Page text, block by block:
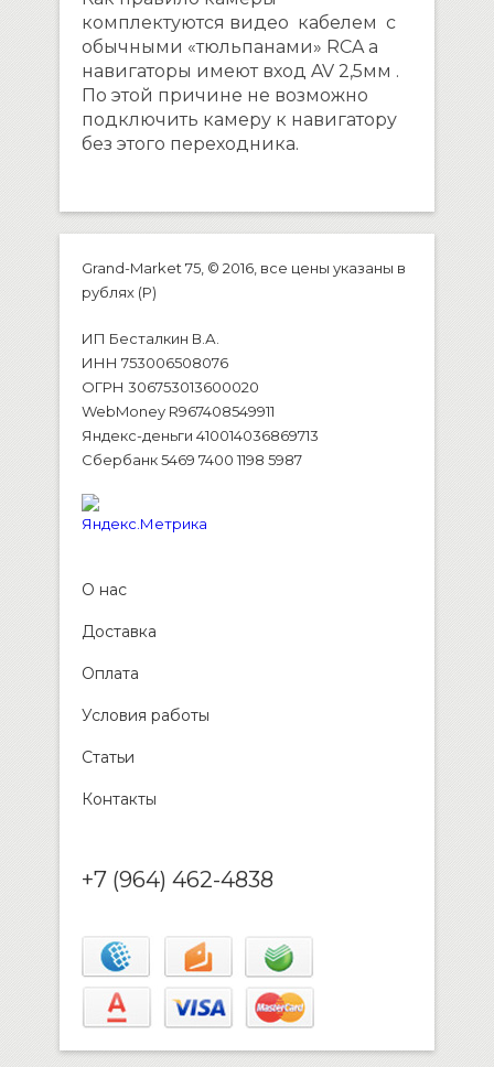
комплектуются видео кабелем с
обычными «тюльпанами» RCA а
навигаторы имеют вход AV 2,5мм .
По этой причине не возможно
подключить камеру к навигатору
без этого переходника.
Grand-Market 75, © 2016, все цены указаны в
рублях (P)
ИП Бесталкин В.А.
ИНН 753006508076
ОГРН 306753013600020
WebMoney R967408549911
Яндекс-деньги 410014036869713
Сбербанк 5469 7400 1198 5987
О нас
Доставка
Оплата
Условия работы
Статьи
Контакты
+7 (964) 462-4838